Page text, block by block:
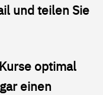
und teilen Sie
optimal
einen